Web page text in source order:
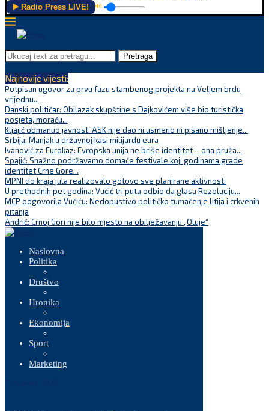
▶️ Radio Press LIVE! 🔊
Pretraga
Najnovije vijesti:
Potpisan ugovor za prvu fazu stambenog projekta na Veljem brdu
vrijednu...
Danski političar: Obilazak skupštine s Dajkovićem više bio turistička
posjeta, moraću...
Kljajić obmanuo javnost: ASK nije dao ni usmeno ni pisano mišljenje...
Srbija: Manjak u državnoj kasi milijardu eura
Ivanović za Eurokaz: Evropska unija ne briše identitet – ona pruža...
Spajić: Snažno podržavamo domaće festivale koji godinama grade
identitet Crne Gore...
MPNI do kraja jula realizovalo gotovo sve planirane aktivnosti
U prethodnih pet godina: Vučić tri puta odbio da glasa Rezoluciju...
MCP odgovorila Vučiću: Nedopustivo političko tumačenje litija i crkvenih
pitanja
Andrić: Crnoj Gori nije bilo mjesto na obilježavanju „Oluje“
Naslovna
Politika
Društvo
Hronika
Ekonomija
Sport
Marketing